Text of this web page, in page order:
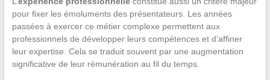
pour fixer les émoluments des présentateurs. Les années
passées à exercer ce métier complexe permettent aux
professionnels de développer leurs compétences et d’affiner
leur expertise. Cela se traduit souvent par une augmentation
significative de leur rémunération au fil du temps.